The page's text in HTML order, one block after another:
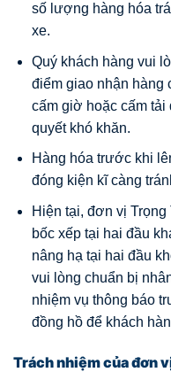
số lượng hàng hóa
xe.
Quý khách hàng vui
điểm giao nhận hàng
cấm giờ hoặc cấm
quyết khó khăn.
Hàng hóa trước khi
đóng kiện kĩ càng
Hiện tại, đơn vị
bốc xếp tại hai đầu
nâng hạ tại hai đầu
vui lòng chuẩn bị
nhiệm vụ thông báo
đồng hồ để khách
Trách nhiệm của đơn